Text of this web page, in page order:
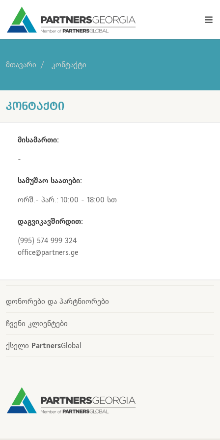
მთავარი კონტაქტი
ᲙᲝᲜᲢᲐᲥᲢᲘ
მისამართი:
-
სამუშაო საათები:
ორშ.- პარ.: 10:00 - 18:00 სთ
დაგვიკავშირდით:
(995) 574 999 324
office@partners.ge
დონორები და პარტნიორები
ჩვენი კლიენტები
ქსელი PartnersGlobal